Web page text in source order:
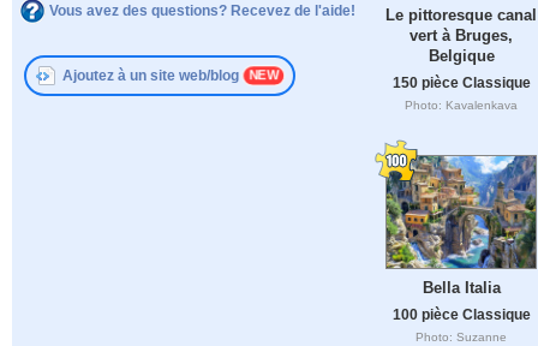
Vous avez des questions? Recevez de l'aide!
Ajoutez à un site web/blog
Le pittoresque canal
vert à Bruges,
Belgique
150 pièce Classique
Photo: Kavalenkava
Bella Italia
100 pièce Classique
Photo: Suzanne